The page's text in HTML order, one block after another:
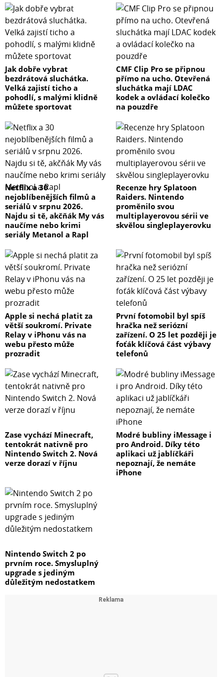
Jak dobře vybrat
bezdrátová sluchátka.
Velká zajistí ticho a
pohodlí, s malými klidně
můžete sportovat
CMF Clip Pro se připnou
přímo na ucho. Otevřená
sluchátka mají LDAC
kodek a ovládací kolečko
na pouzdře
Netflix a 30
nejoblíbenějších filmů a
seriálů v srpnu 2026.
Najdu si tě, akčňák My vás
naučíme nebo krimi
seriály Metanol a Rapl
Recenze hry Splatoon
Raiders. Nintendo
proměnilo svou
multiplayerovou sérii ve
skvělou singleplayerovku
Apple si nechá platit za
větší soukromí. Private
Relay v iPhonu vás na
webu přesto může
prozradit
První fotomobil byl spíš
hračka než seriózní
zařízení. O 25 let později je
foťák klíčová část výbavy
telefonů
Zase vychází Minecraft,
tentokrát nativně pro
Nintendo Switch 2. Nová
verze dorazí v říjnu
Modré bubliny iMessage i
pro Android. Díky této
aplikaci už jablíčkáři
nepoznají, že nemáte
iPhone
Nintendo Switch 2 po
prvním roce. Smysluplný
upgrade s jediným
důležitým nedostatkem